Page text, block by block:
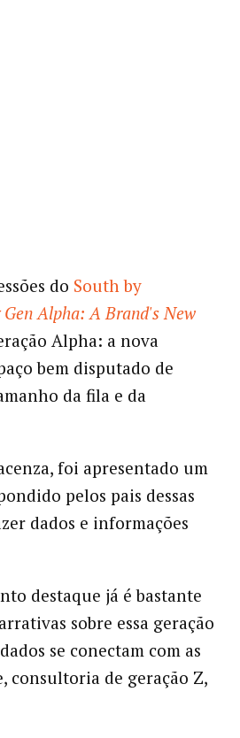
do South by
Alpha: A Brand's New
Alpha: a nova
bem disputado de
da fila e da
foi apresentado um
pelos pais dessas
dados e informações
destaque já é bastante
sobre essa geração
se conectam com as
consultoria de geração Z,